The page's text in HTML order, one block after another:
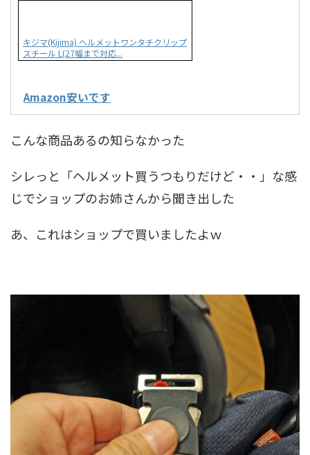
キジマ(Kijima) ヘルメットワンタチクリップ
スチール L(27幅まで対応...
Amazon安いです
こんな商品あるの知らなかった
シレっと「ヘルメット買うつもりだけど・・」な感
じでショップのお姉さんから聞き出した
あ、これはショップで買いましたよｗ